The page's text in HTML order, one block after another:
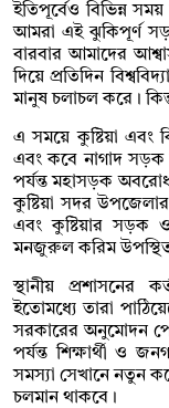
ইতিপূর্বেও বিভিন্ন
আমরা এই ঝুকিপূর্ণ
বারবার আমাদের
দিয়ে প্রতিদিন
মানুষ চলাচল করে।
এ সময়ে কুষ্টিয়া এবং
এবং কবে নাগাদ সড়ক
পর্যন্ত মহাসড়ক
কুষ্টিয়া সদর
এবং কুষ্টিয়ার সড়ক ও
মনজুরুল করিম
স্থানীয় প্রশাসনের
ইতোমধ্যে তারা
সরকারের অনুমোদন
পর্যন্ত শিক্ষার্থী ও
সমস্যা সেখানে নতুন
চলমান থাকবে।